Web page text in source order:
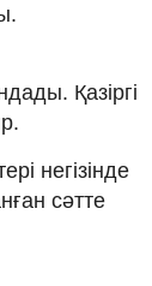
Қазіргі
негізінде
сәтте